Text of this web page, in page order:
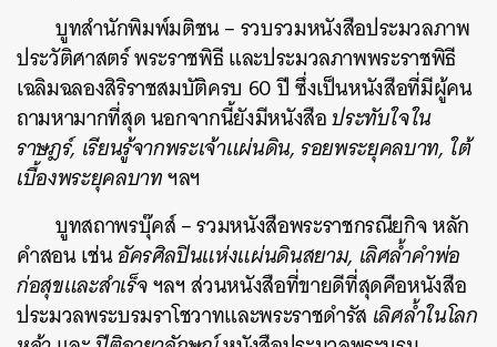
บูทสำนักพิมพ์มติชน – รวบรวมหนังสือประมวลภาพ
ประวัติศาสตร์ พระราชพิธี และประมวลภาพพระราชพิธี
เฉลิมฉลองสิริราชสมบัติครบ 60 ปี ซึ่งเป็นหนังสือที่มีผู้คน
ถามหามากที่สุด นอกจากนี้ยังมีหนังสือประทับใจใน
ราษฎร์, เรียนรู้จากพระเจ้าแผ่นดิน, รอยพระยุคลบาท, ใต้
เบื้องพระยุคลบาทฯลฯ
บูทสถาพรบุ๊คส์ – รวมหนังสือพระราชกรณียกิจ หลัก
คำสอน เช่นอัครศิลปินแห่งแผ่นดินสยาม, เลิศล้ำคำพ่อ
ก่อสุขและสำเร็จฯลฯ ส่วนหนังสือที่ขายดีที่สุดคือหนังสือ
ประมวลพระบรมราโชวาทและพระราชดำรัส เลิศล้ำในโลก